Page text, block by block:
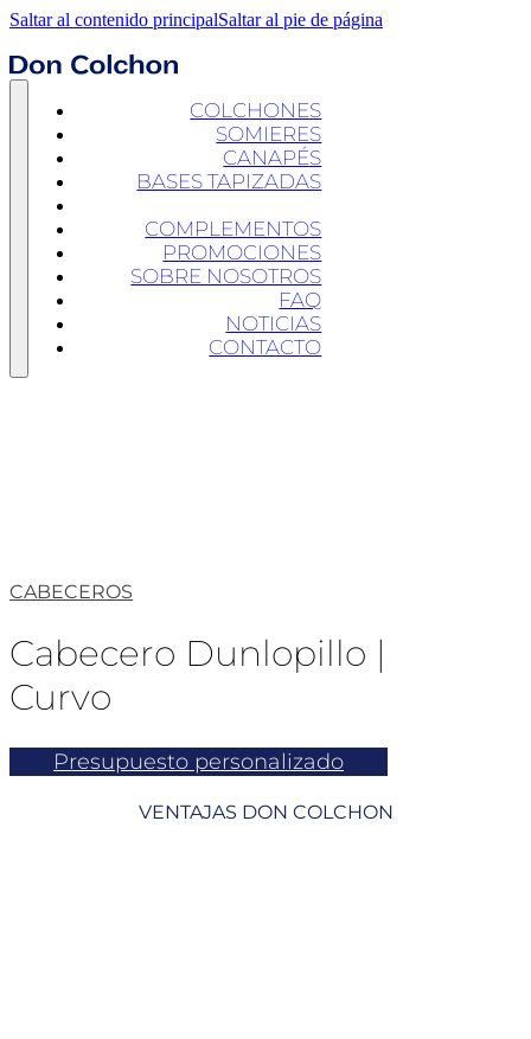
Saltar al contenido principalSaltar al pie de página
COLCHONES
SOMIERES
CANAPÉS
BASES TAPIZADAS
COMPLEMENTOS
PROMOCIONES
SOBRE NOSOTROS
FAQ
NOTICIAS
CONTACTO
CABECEROS
Cabecero Dunlopillo |
Curvo
Presupuesto personalizado
VENTAJAS DON COLCHON